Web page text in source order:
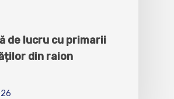
de lucru cu primarii
din raion